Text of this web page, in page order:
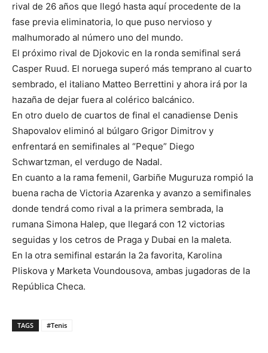
rival de 26 años que llegó hasta aquí procedente de la
fase previa eliminatoria, lo que puso nervioso y
malhumorado al número uno del mundo.
El próximo rival de Djokovic en la ronda semifinal será
Casper Ruud. El noruega superó más temprano al cuarto
sembrado, el italiano Matteo Berrettini y ahora irá por la
hazaña de dejar fuera al colérico balcánico.
En otro duelo de cuartos de final el canadiense Denis
Shapovalov eliminó al búlgaro Grigor Dimitrov y
enfrentará en semifinales al “Peque” Diego
Schwartzman, el verdugo de Nadal.
En cuanto a la rama femenil, Garbiñe Muguruza rompió la
buena racha de Victoria Azarenka y avanzo a semifinales
donde tendrá como rival a la primera sembrada, la
rumana Simona Halep, que llegará con 12 victorias
seguidas y los cetros de Praga y Dubai en la maleta.
En la otra semifinal estarán la 2a favorita, Karolina
Pliskova y Marketa Voundousova, ambas jugadoras de la
República Checa.
TAGS #Tenis